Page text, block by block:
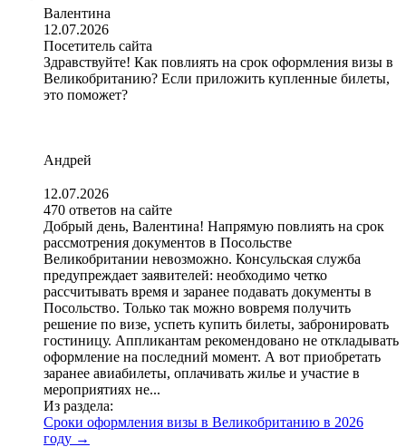
Валентина
12.07.2026
Посетитель сайта
Здравствуйте! Как повлиять на срок оформления визы в
Великобританию? Если приложить купленные билеты,
это поможет?
Андрей
12.07.2026
470 ответов на сайте
Добрый день, Валентина! Напрямую повлиять на срок
рассмотрения документов в Посольстве
Великобритании невозможно. Консульская служба
предупреждает заявителей: необходимо четко
рассчитывать время и заранее подавать документы в
Посольство. Только так можно вовремя получить
решение по визе, успеть купить билеты, забронировать
гостиницу. Аппликантам рекомендовано не откладывать
оформление на последний момент. А вот приобретать
заранее авиабилеты, оплачивать жилье и участие в
мероприятиях не...
Из раздела:
Сроки оформления визы в Великобританию в 2026
году →